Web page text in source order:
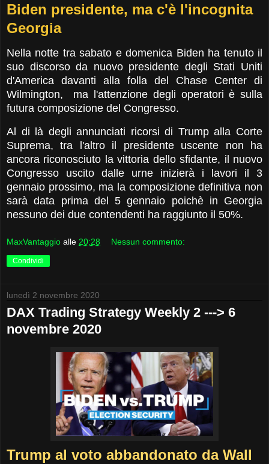
Biden presidente, ma c'è l'incognita
Georgia
Nella notte tra sabato e domenica Biden ha tenuto il
suo discorsoda nuovo presidente degli Stati Uniti
d'America davanti alla folla del Chase Center di
Wilmington, ma l'attenzione degli operatori è sulla
futura composizione del Congresso.
Al di là degli annunciati ricorsi di Trump alla Corte
Suprema, tra l'altro il presidente uscente non ha
ancora riconosciuto la vittoria dello sfidante, il nuovo
Congresso uscito dalle urne inizierà i lavori il 3
gennaio prossimo, ma la composizione definitiva non
sarà data prima del 5 gennaio poichè in Georgia
nessuno dei due contendenti ha raggiunto il 50%.
MaxVantaggio alle 20:28 Nessun commento:
Condividi
lunedì 2 novembre 2020
DAX Trading Strategy Weekly 2 ---> 6
novembre 2020
Trump al voto abbandonato da Wall